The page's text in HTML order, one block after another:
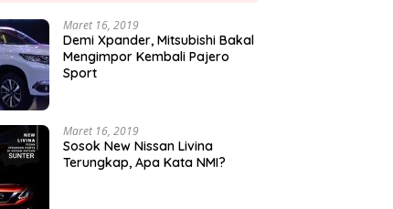
Maret 16, 2019
Demi Xpander, Mitsubishi Bakal
Mengimpor Kembali Pajero
Sport
Maret 16, 2019
Sosok New Nissan Livina
Terungkap, Apa Kata NMI?